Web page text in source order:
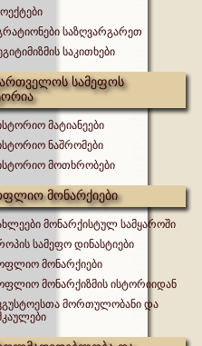
საზღვარგარეთ
საკითხები
სამეფოს
მატიანეები
ნაშრომები
მოთხრობები
მონარქიები
მონარქისტულ სამყაროში
სამეფო დინასტიები
მონარქიები
მონარქიზმის ისტორიიდან
მორთულობანი და